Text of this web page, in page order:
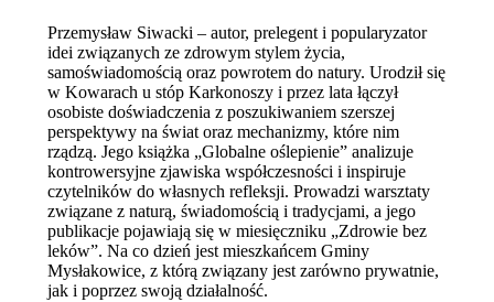
Przemysław Siwacki – autor, prelegent i popularyzator
idei związanych ze zdrowym stylem życia,
samoświadomością oraz powrotem do natury. Urodził się
w Kowarach u stóp Karkonoszy i przez lata łączył
osobiste doświadczenia z poszukiwaniem szerszej
perspektywy na świat oraz mechanizmy, które nim
rządzą. Jego książka „Globalne oślepienie” analizuje
kontrowersyjne zjawiska współczesności i inspiruje
czytelników do własnych refleksji. Prowadzi warsztaty
związane z naturą, świadomością i tradycjami, a jego
publikacje pojawiają się w miesięczniku „Zdrowie bez
leków”. Na co dzień jest mieszkańcem Gminy
Mysłakowice, z którą związany jest zarówno prywatnie,
jak i poprzez swoją działalność.